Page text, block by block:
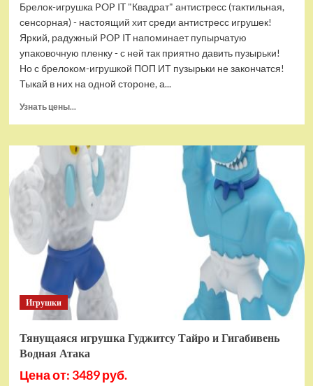
Брелок-игрушка POP IT "Квадрат" антистресс (тактильная,
сенсорная) - настоящий хит среди антистресс игрушек!
Яркий, радужный POP IT напоминает пупырчатую
упаковочную пленку - с ней так приятно давить пузырьки!
Но с брелоком-игрушкой ПОП ИТ пузырьки не закончатся!
Тыкай в них на одной стороне, а...
Узнать цены...
Брелок-
игрушка
POP
Квадрат
антистресс
(тактильная,
сенсорная)
Игрушки
Тянущаяся игрушка Гуджитсу Тайро и Гигабивень
Водная Атака
Цена от: 3489 руб.